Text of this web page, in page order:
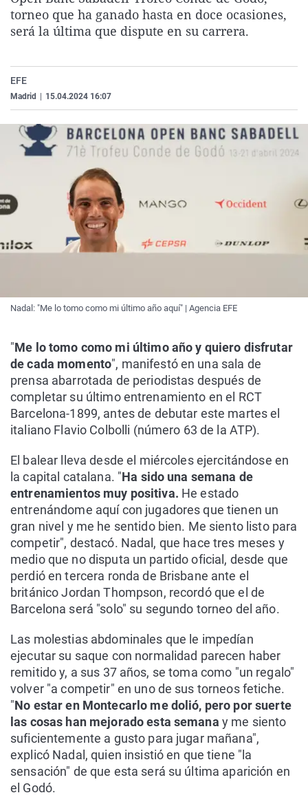
La rosa de los vientos
Gente viajera
Caso
Retornados
Extremadura
Galicia
País Vasco
Virales
Televisión
torneo que ha ganado hasta en doce ocasiones,
será la última que dispute en su carrera.
EFE
Madrid 15.04.2024 16:07
Nadal: "Me lo tomo como mi último año aquí" | Agencia EFE
"Me lo tomo como mi último año y quiero disfrutar
de cada momento", manifestó en una sala de
prensa abarrotada de periodistas después de
completar su último entrenamiento en el RCT
Barcelona-1899, antes de debutar este martes el
italiano Flavio Colbolli (número 63 de la ATP).
El balear lleva desde el miércoles ejercitándose en
la capital catalana. "Ha sido una semana de
entrenamientos muy positiva. He estado
entrenándome aquí con jugadores que tienen un
gran nivel y me he sentido bien. Me siento listo para
competir", destacó. Nadal, que hace tres meses y
medio que no disputa un partido oficial, desde que
perdió en tercera ronda de Brisbane ante el
británico Jordan Thompson, recordó que el de
Barcelona será "solo" su segundo torneo del año.
Las molestias abdominales que le impedían
ejecutar su saque con normalidad parecen haber
remitido y, a sus 37 años, se toma como "un regalo"
volver "a competir" en uno de sus torneos fetiche.
"No estar en Montecarlo me dolió, pero por suerte
las cosas han mejorado esta semana y me siento
suficientemente a gusto para jugar mañana",
explicó Nadal, quien insistió en que tiene "la
sensación" de que esta será su última aparición en
el Godó.